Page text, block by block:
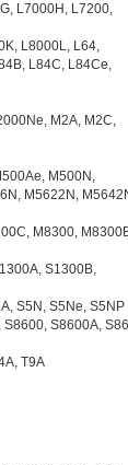
L7000H, L7200,
L8000L, L64,
L84C, L84Ce,
M2A, M2C,
M500N,
M5622N,
M8300,
S1300B,
S5N, S5Ne, S5NP
S8600A,
T9A